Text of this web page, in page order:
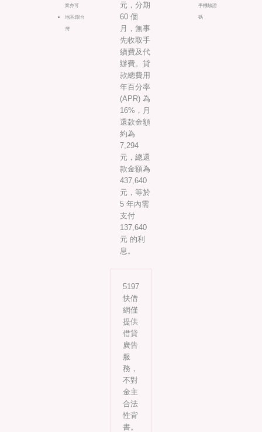
業亦可
地區:限台
灣
元，分期
60 個
月，無事
先收取手
續費及代
辦費。貸
款總費用
年百分率
(APR) 為
16%，月
還款金額
約為
7,294
元，總還
款金額為
437,640
元，等於
5 年內需
支付
137,640
元 的利
息。
手機驗證
碼
5197
快借
網僅
提供
借貸
廣告
服
務，
不對
金主
合法
性背
書。